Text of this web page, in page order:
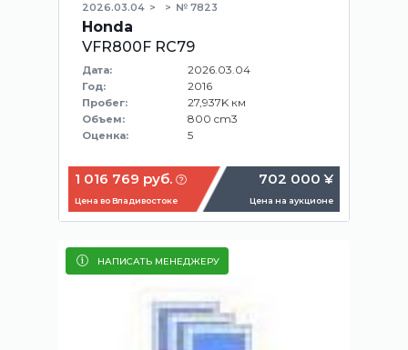
2026.03.04 № 7823
Honda
VFR800F RC79
Дата: 2026.03.04
Год: 2016
Пробег: 27,937K км
Объем: 800 cm3
Оценка: 5
1 016 769 руб.
Цена во Владивостоке
702 000 ¥
Цена на аукционе
НАПИСАТЬ МЕНЕДЖЕРУ